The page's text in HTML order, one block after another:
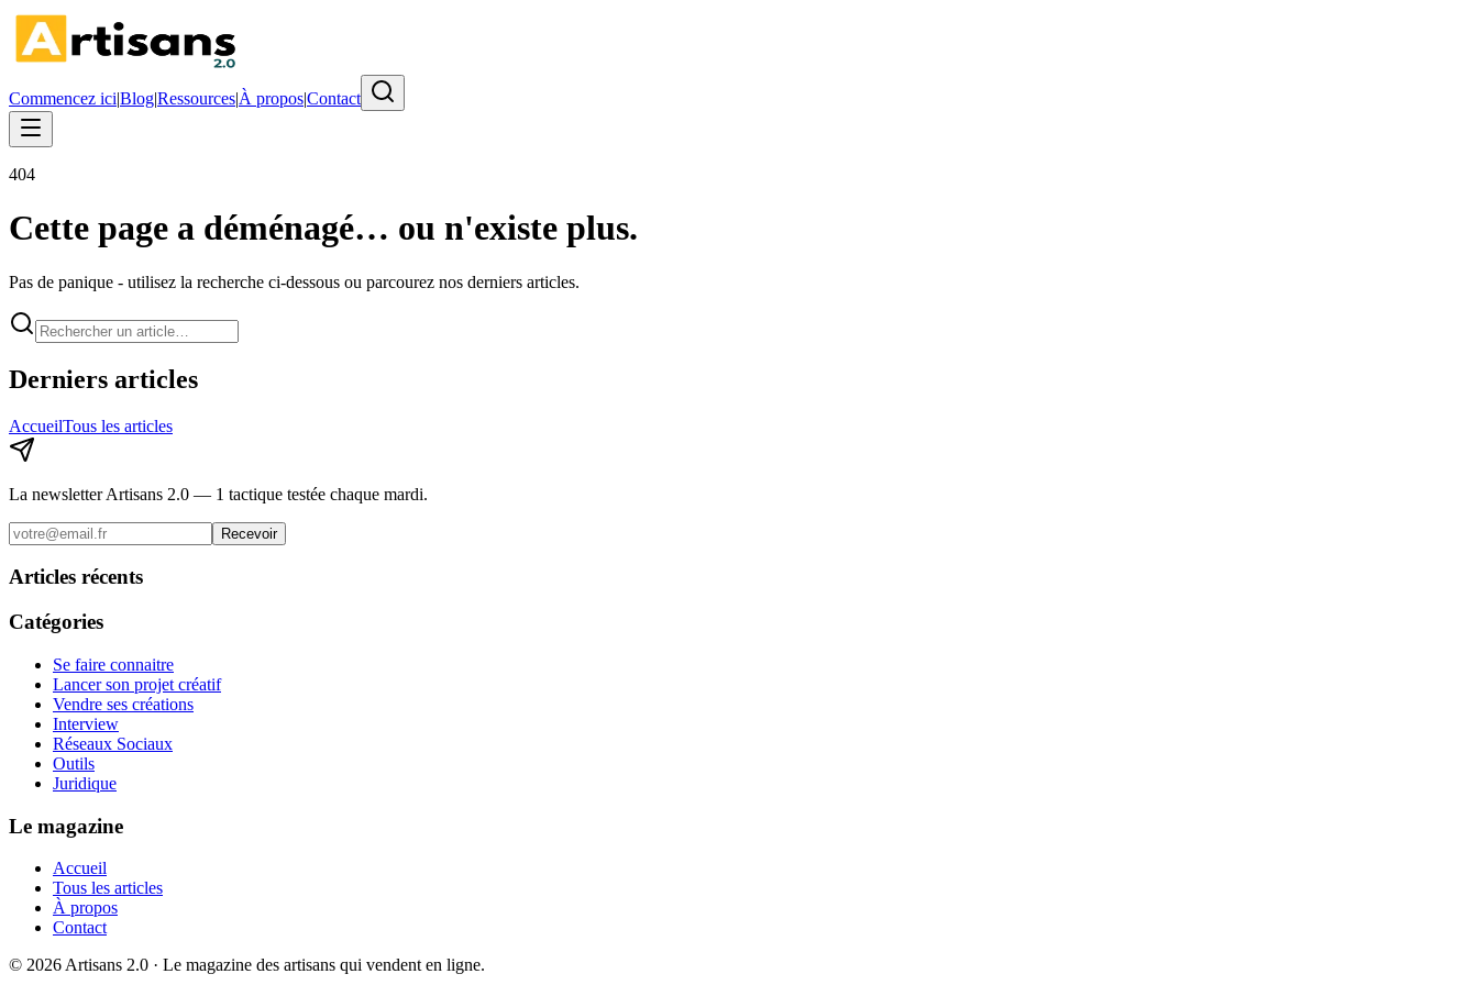
Commencez ici|Blog|Ressources|À propos|Contact
404
Cette page a déménagé… ou n'existe plus.
Pas de panique - utilisez la recherche ci-dessous ou parcourez nos derniers articles.
Derniers articles
AccueilTous les articles
La newsletter Artisans 2.0 — 1 tactique testée chaque mardi.
Recevoir
Articles récents
Catégories
Se faire connaitre
Lancer son projet créatif
Vendre ses créations
Interview
Réseaux Sociaux
Outils
Juridique
Le magazine
Accueil
Tous les articles
À propos
Contact
© 2026 Artisans 2.0 · Le magazine des artisans qui vendent en ligne.